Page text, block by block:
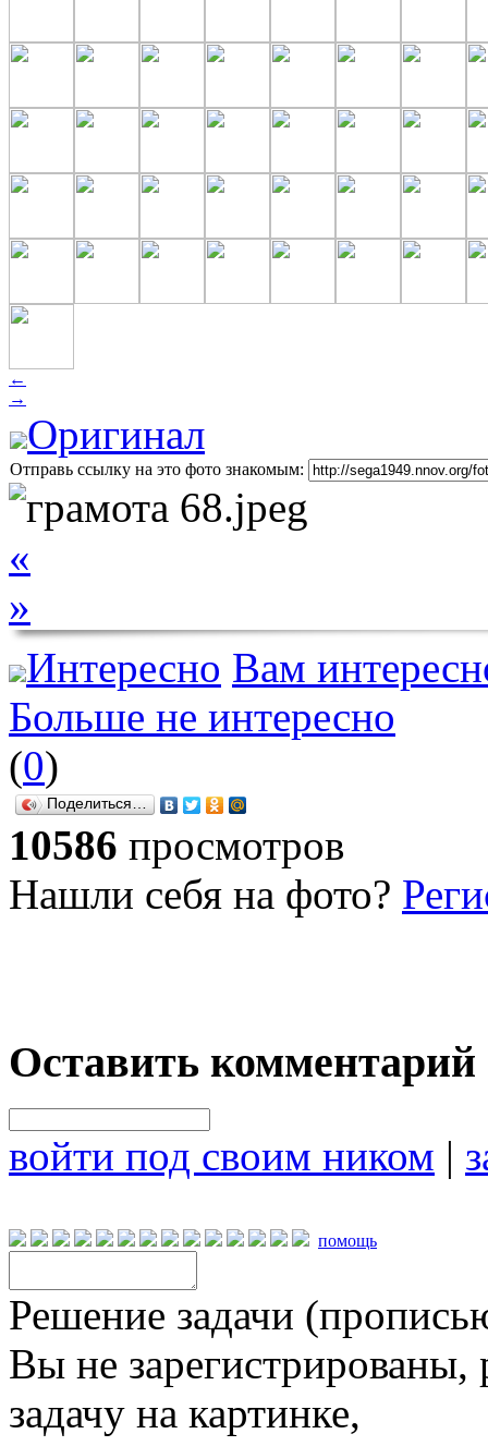
←
→
Оригинал
Отправь ссылку на это фото знакомым:
«
»
Интересно Вам
Больше не интересно
(0)
Поделиться…
10586 просмотров
Нашли себя на фото?
Оставить комментарий
войти под своим ником |
помощь
Решение задачи
Вы не
задачу на картинке,